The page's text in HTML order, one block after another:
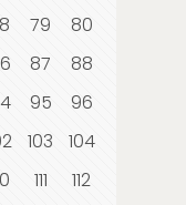
79
80
87
88
95
96
103
104
111
112